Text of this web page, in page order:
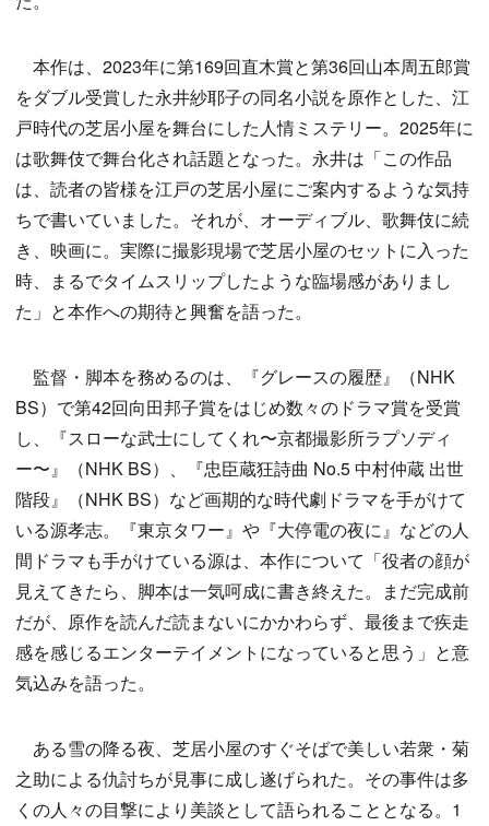
本作は、2023年に第169回直木賞と第36回山本周五郎賞
をダブル受賞した永井紗耶子の同名小説を原作とした、江
戸時代の芝居小屋を舞台にした人情ミステリー。2025年に
は歌舞伎で舞台化され話題となった。永井は「この作品
は、読者の皆様を江戸の芝居小屋にご案内するような気持
ちで書いていました。それが、オーディブル、歌舞伎に続
き、映画に。実際に撮影現場で芝居小屋のセットに入った
時、まるでタイムスリップしたような臨場感がありまし
た」と本作への期待と興奮を語った。
監督・脚本を務めるのは、『グレースの履歴』（NHK
BS）で第42回向田邦子賞をはじめ数々のドラマ賞を受賞
し、『スローな武士にしてくれ〜京都撮影所ラプソディ
ー〜』（NHK BS）、『忠臣蔵狂詩曲 No.5 中村仲蔵 出世
階段』（NHK BS）など画期的な時代劇ドラマを手がけて
いる源孝志。『東京タワー』や『大停電の夜に』などの人
間ドラマも手がけている源は、本作について「役者の顔が
見えてきたら、脚本は一気呵成に書き終えた。まだ完成前
だが、原作を読んだ読まないにかかわらず、最後まで疾走
感を感じるエンターテイメントになっていると思う」と意
気込みを語った。
ある雪の降る夜、芝居小屋のすぐそばで美しい若衆・菊
之助による仇討ちが見事に成し遂げられた。その事件は多
くの人々の目撃により美談として語られることとなる。1